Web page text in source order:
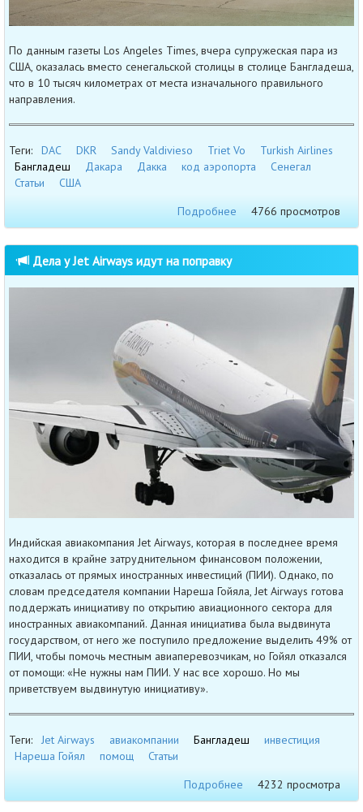
По данным газеты Los Angeles Times, вчера супружеская пара из
США, оказалась вместо сенегальской столицы в столице Бангладеша,
что в 10 тысяч километрах от места изначального правильного
направления.
Теги: DAC DKR Sandy Valdivieso Triet Vo
Turkish Airlines
Бангладеш
Дакара Дакка код аэропорта
Сенегал
Статьи
США
Подробнее
4766 просмотров
Дела у Jet Airways идут на поправку
Индийская авиакомпания Jet Airways, которая в последнее время
находится в крайне затруднительном финансовом положении,
отказалась от прямых иностранных инвестиций (ПИИ). Однако, по
словам председателя компании Нареша Гойяла, Jet Airways готова
поддержать инициативу по открытию авиационного сектора для
иностранных авиакомпаний. Данная инициатива была выдвинута
государством, от него же поступило предложение выделить 49% от
ПИИ, чтобы помочь местным авиаперевозчикам, но Гойял отказался
от помощи: «Не нужны нам ПИИ. У нас все хорошо. Но мы
приветствуем выдвинутую инициативу».
Теги: Jet Airways авиакомпании Бангладеш
инвестиция
Нареша Гойял
помощ
Статьи
Подробнее
4232 просмотра